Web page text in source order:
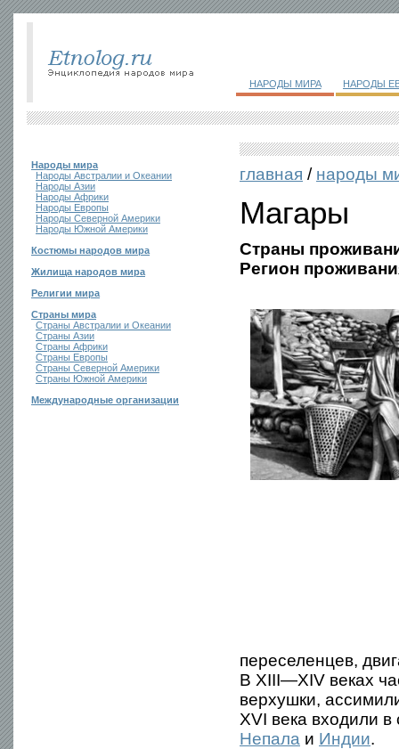
НАРОДЫ МИРА НАРОДЫ
Народы мира
Народы Австралии и Океании
Народы Азии
Народы Африки
Народы Европы
Народы Северной Америки
Народы Южной Америки
Костюмы народов мира
Жилища народов мира
Религии мира
Страны мира
Страны Австралии и Океании
Страны Азии
Страны Африки
Страны Европы
Страны Северной Америки
Страны Южной Америки
Международные организации
главная / народы
Магары
Страны
Регион
переселенцев,
В XIII—XIV веках
верхушки,
XVI века входили
Непала и Индии.